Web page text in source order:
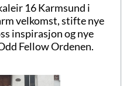
16 Karmsund i
velkomst, stifte nye
inspirasjon og nye
Fellow Ordenen.